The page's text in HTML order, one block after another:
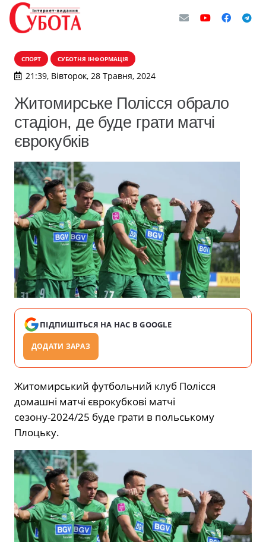
СПОРТ СУБОТНЯ ІНФОРМАЦІЯ
21:39, Вівторок, 28 Травня, 2024
Житомирське Полісся обрало
стадіон, де буде грати матчі
єврокубків
ПІДПИШІТЬСЯ НА НАС В GOOGLE
ДОДАТИ ЗАРАЗ
Житомирський футбольний клуб Полісся
домашні матчі єврокубкові матчі
сезону-2024/25 буде грати в польському
Плоцьку.